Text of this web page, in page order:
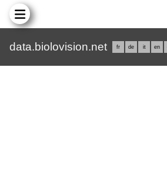
data.biolovision.net fr de it en